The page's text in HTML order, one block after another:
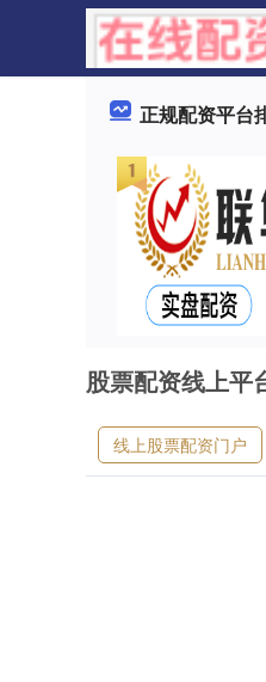
正规配资平台
股票配资线上平
线上股票配资门户